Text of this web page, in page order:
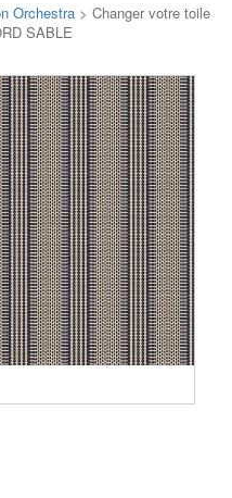
Orchestra > Changer votre toile
SABLE